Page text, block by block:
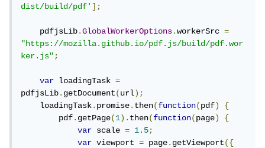
dist/build/pdf'];
    pdfjsLib
.GlobalWorkerOptions.workerSrc =
"https://mozilla.github.io/pdf.js/build/pdf.wor
ker.js";
var loadingTask =
pdfjsLib.getDocument(url);
    loadingTask
.promise.then(function(pdf)
{
        pdf
.getPage(1).then(function(page)
{
var scale = 1.5;
var viewport = page.getViewport({